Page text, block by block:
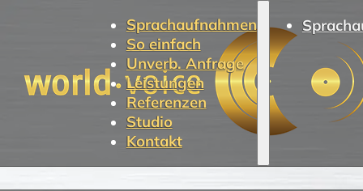
Sprachaufnahmen
So einfach
Unverb. Anfrage
Leistungen
Referenzen
Studio
Kontakt